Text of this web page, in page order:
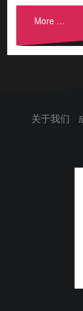
More …
关于我们